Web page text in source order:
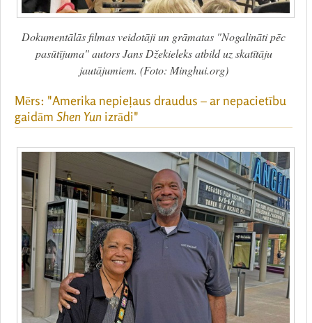
Dokumentālās filmas veidotāji un grāmatas "Nogalināti pēc
pasūtījuma" autors Jans Džekieleks atbild uz skatītāju
jautājumiem. (Foto: Minghui.org)
Mērs: "Amerika nepieļaus draudus – ar nepacietību
gaidām Shen Yun izrādi"